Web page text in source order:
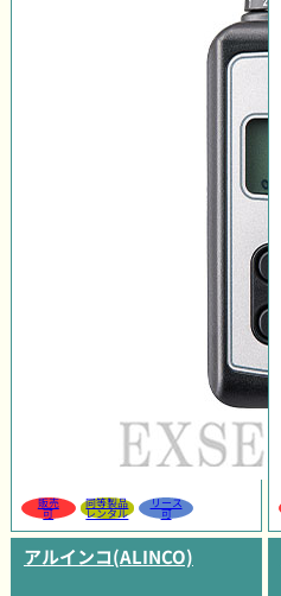
販売
可
同等製品
レンタル
リース
可
アルインコ(ALINCO)